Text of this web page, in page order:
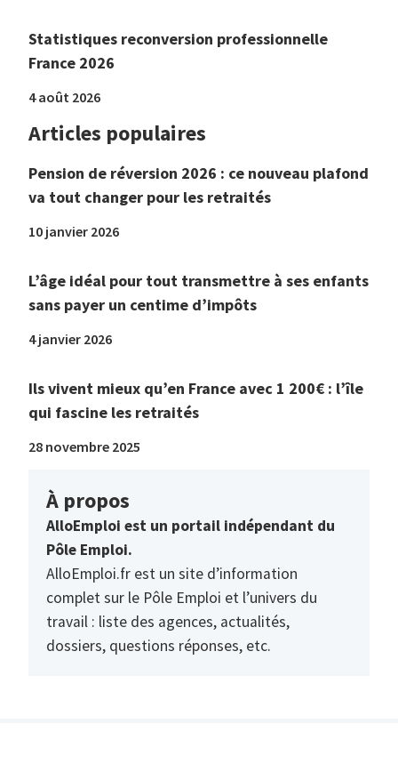
Statistiques reconversion professionnelle
France 2026
4 août 2026
Articles populaires
Pension de réversion 2026 : ce nouveau plafond
va tout changer pour les retraités
10 janvier 2026
L’âge idéal pour tout transmettre à ses enfants
sans payer un centime d’impôts
4 janvier 2026
Ils vivent mieux qu’en France avec 1 200€ : l’île
qui fascine les retraités
28 novembre 2025
À propos
AlloEmploi est un portail indépendant du
Pôle Emploi.
AlloEmploi.fr est un site d’information
complet sur le Pôle Emploi et l’univers du
travail : liste des agences, actualités,
dossiers, questions réponses, etc.